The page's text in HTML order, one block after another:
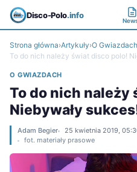
Disco-Polo.info
Strona główna›Artykuły›O Gwiazdach
To do nich należy świat disco polo!
O GWIAZDACH
To do nich należy
Niebywały
Adam Begier 25 kwietnia 2019,
fot. materiały prasowe